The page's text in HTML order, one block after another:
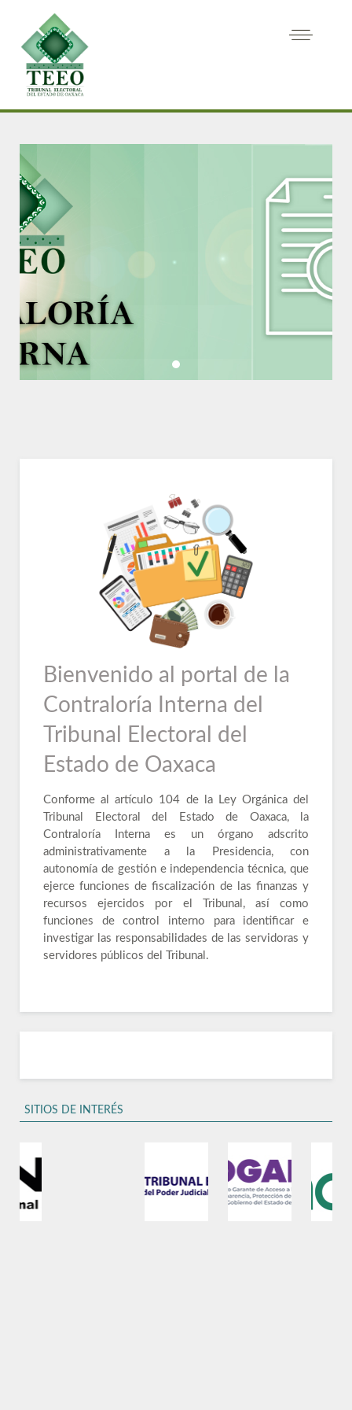
Bienvenido al portal de la
Contraloría Interna del
Tribunal Electoral del
Estado de Oaxaca
Conforme al artículo 104 de la Ley Orgánica del
Tribunal Electoral del Estado de Oaxaca, la
Contraloría Interna es un órgano adscrito
administrativamente a la Presidencia, con
autonomía de gestión e independencia técnica, que
ejerce funciones de fiscalización de las finanzas y
recursos ejercidos por el Tribunal, así como
funciones de control interno para identificar e
investigar las responsabilidades de las servidoras y
servidores públicos del Tribunal.